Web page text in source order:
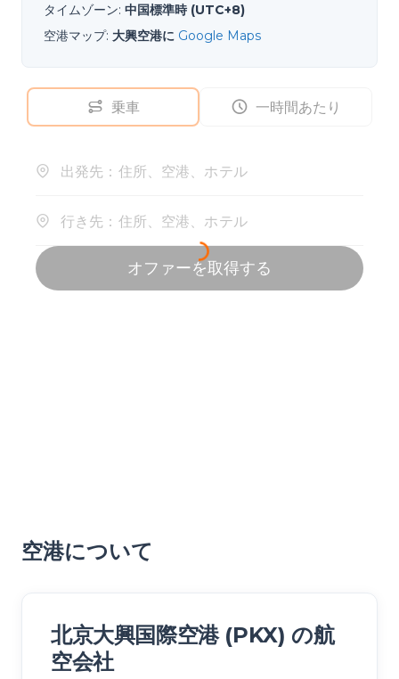
タイムゾーン: 中国標準時 (UTC+8)
空港マップ: 大興空港に Google Maps
空港について
北京大興国際空港 (PKX) の航
空会社